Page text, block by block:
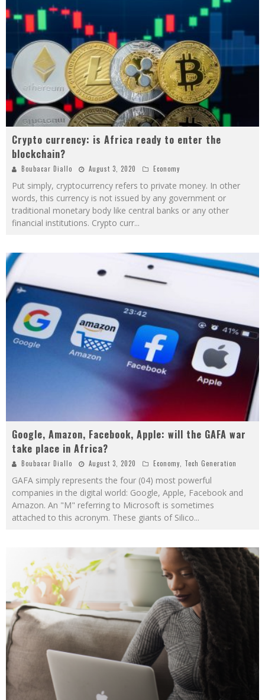
Crypto currency: is Africa ready to enter the
blockchain?
Boubacar Diallo August 3, 2020 Economy
Put simply, cryptocurrency refers to private money. In other
words, this currency is not issued by any government or
traditional monetary body like central banks or any other
financial institutions. Crypto curr...
Google, Amazon, Facebook, Apple: will the GAFA war
take place in Africa?
Boubacar Diallo August 3, 2020 Economy Tech Generation
GAFA simply represents the four (04) most powerful
companies in the digital world: Google, Apple, Facebook and
Amazon. An "M" referring to Microsoft is sometimes
attached to this acronym. These giants of Silico...